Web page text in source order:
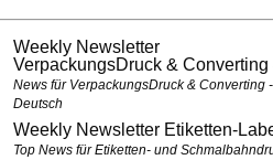
Weekly Newsletter
VerpackungsDruck & Converting
News für VerpackungsDruck & Converting
Deutsch
Weekly Newsletter Etiketten-
Top News für Etiketten- und